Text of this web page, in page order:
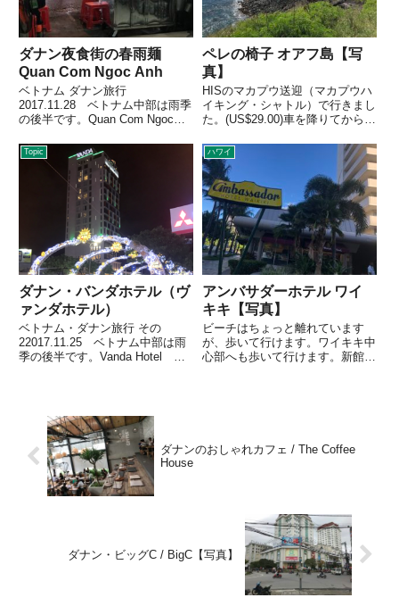
ダナン夜食街の春雨麺
Quan Com Ngoc Anh
ベトナム ダナン旅行
2017.11.28 ベトナム中部は雨季
の後半です。Quan Com Ngoc
料理とても美味しい地元料理の
店。健康的な味です。日本人のク
チにもあっていると思います。壁
に写真付きのメニ...
ペレの椅子 オアフ島【写
真】
HISのマカプウ送迎（マカプウハ
イキング・シャトル）で行きまし
た。(US$29.00)車を降りてから歩
が見えますのでひたすら歩きま
す。最後の山は道なき道をよじ登
ります。おそらくどの行き方でも
間違えてません。上に...
Topic
ダナン・バンダホテル（ヴ
ァンダホテル）
ベトナム・ダナン旅行 その
22017.11.25 ベトナム中部は雨
季の後半です。Vanda Hotel バ
ホテル。周りに高いビルがないの
でとても目立ち...
ハワイ
アンバサダーホテル ワイ
キキ【写真】
ビーチはちょっと離れています
が、歩いて行けます。ワイキキ中
心部へも歩いて行けます。新館と
せん...
ダナンのおしゃれカフェ / The Coffee
House
ダナン・ビッグC / BigC【写真】